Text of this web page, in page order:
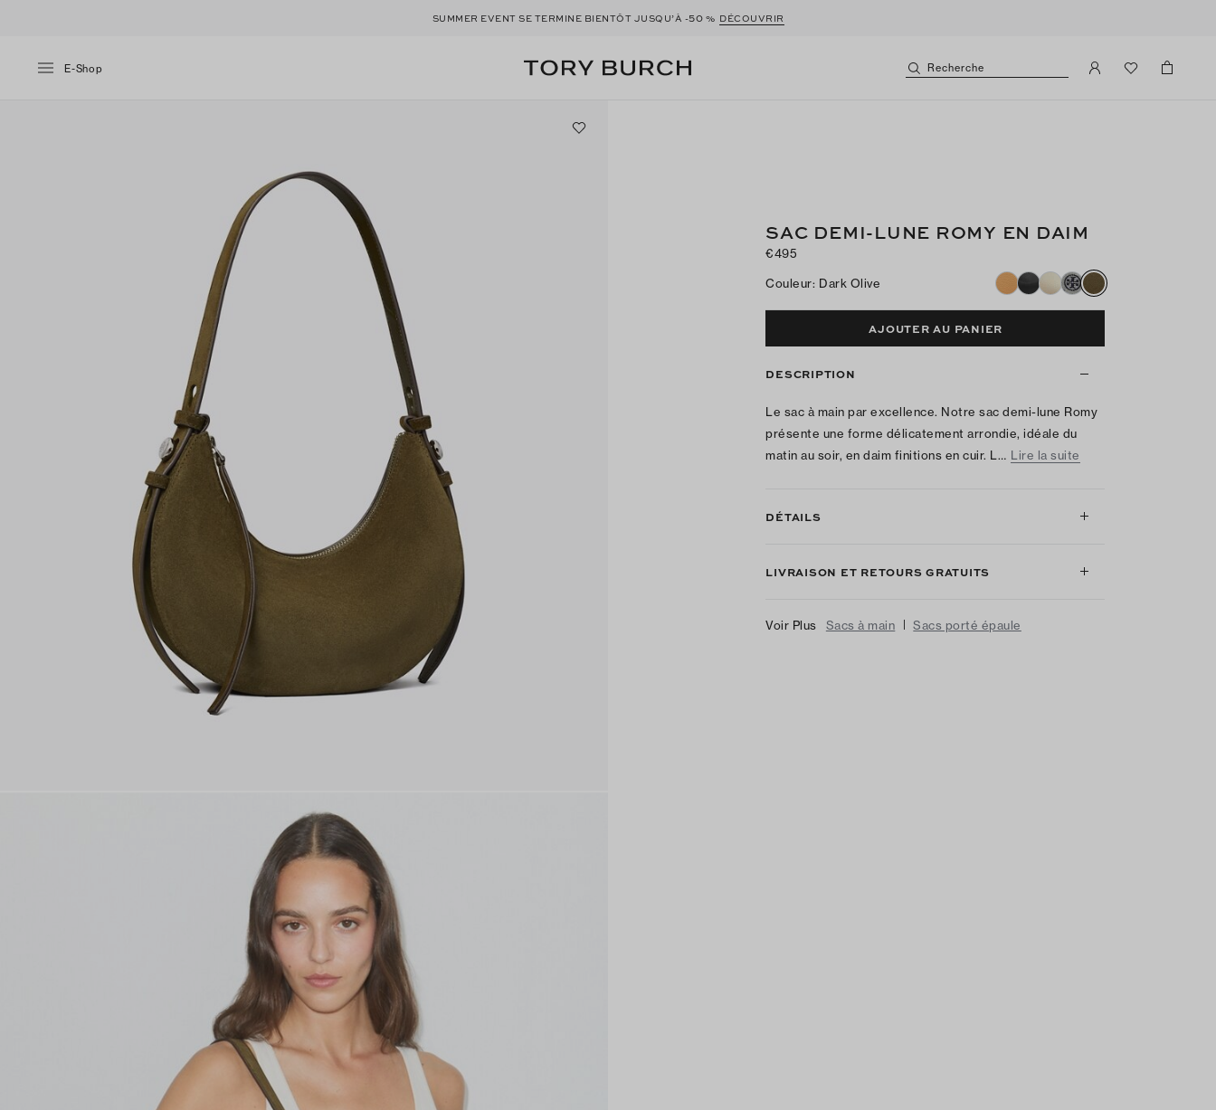
SUMMER EVENT SE TERMINE BIENTÔT JUSQU’À -50 % DÉCOUVRIR
E-Shop Recherche
SAC DEMI-LUNE ROMY EN DAIM
€495
Couleur: Dark Olive
AJOUTER AU PANIER
DESCRIPTION
Le sac à main par excellence. Notre sac demi-lune Romy
présente une forme délicatement arrondie, idéale du
matin au soir, en daim finitions en cuir. L… Lire la suite
DÉTAILS
LIVRAISON ET RETOURS GRATUITS
Voir Plus Sacs à main | Sacs porté épaule